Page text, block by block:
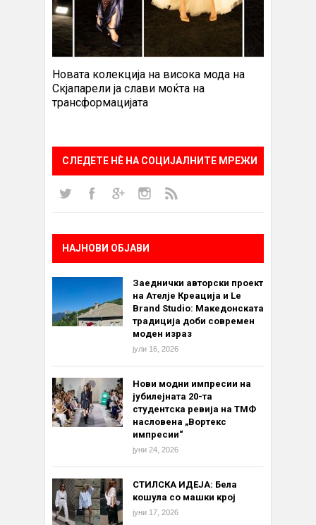
Новата колекција на висока мода на
Скјапарели ја слави моќта на
трансформацијата
СЛЕДЕТЕ НÈ НА СОЦИЈАЛНИТЕ МРЕЖИ
НАЈНОВИ ОБЈАВИ
Заеднички авторски проект
на Ателје Креација и Le
Brand Studio: Македонската
традиција доби современ
моден израз
јули 16, 2026
Нови модни импресии на
јубилејната 20-та
студентска ревија на ТМФ
насловена „Вортекс
импресии“
јуни 24, 2026
СТИЛСКА ИДЕЈА: Бела
кошула со машки крој
јуни 17, 2026